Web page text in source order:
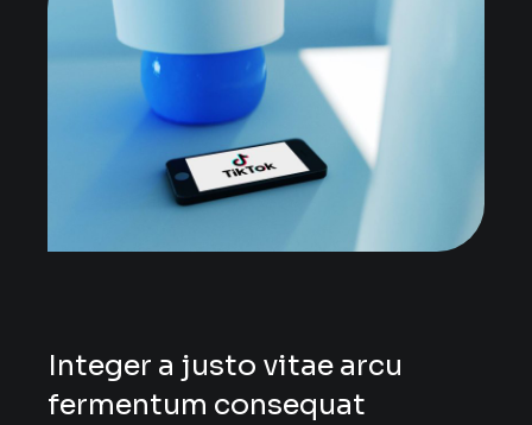
Integer a justo vitae arcu
fermentum consequat